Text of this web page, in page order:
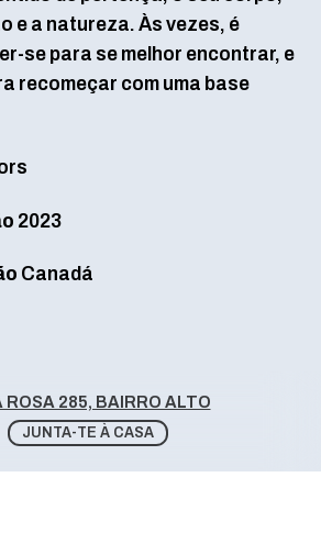
e a natureza. Às vezes, é
se para se melhor encontrar, e
recomeçar com uma base
2023
Canadá
ROSA 285, BAIRRO ALTO
JUNTA-TE À CASA